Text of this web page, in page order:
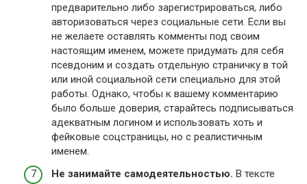
предварительно либо зарегистрироваться, либо
авторизоваться через социальные сети. Если вы
не желаете оставлять комменты под своим
настоящим именем, можете придумать для себя
псевдоним и создать отдельную страничку в той
или иной социальной сети специально для этой
работы. Однако, чтобы к вашему комментарию
было больше доверия, старайтесь подписываться
адекватным логином и использовать хоть и
фейковые соцстраницы, но с реалистичным
именем.
Не занимайте самодеятельностью. В тексте